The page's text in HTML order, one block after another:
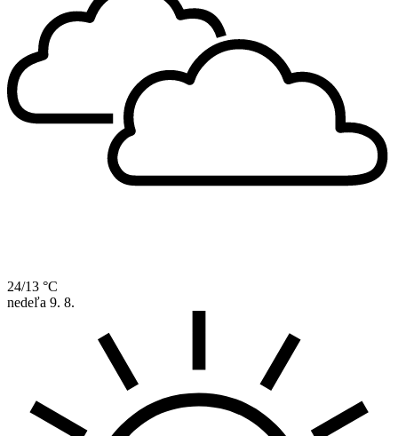
24/13 °C
nedeľa 9. 8.